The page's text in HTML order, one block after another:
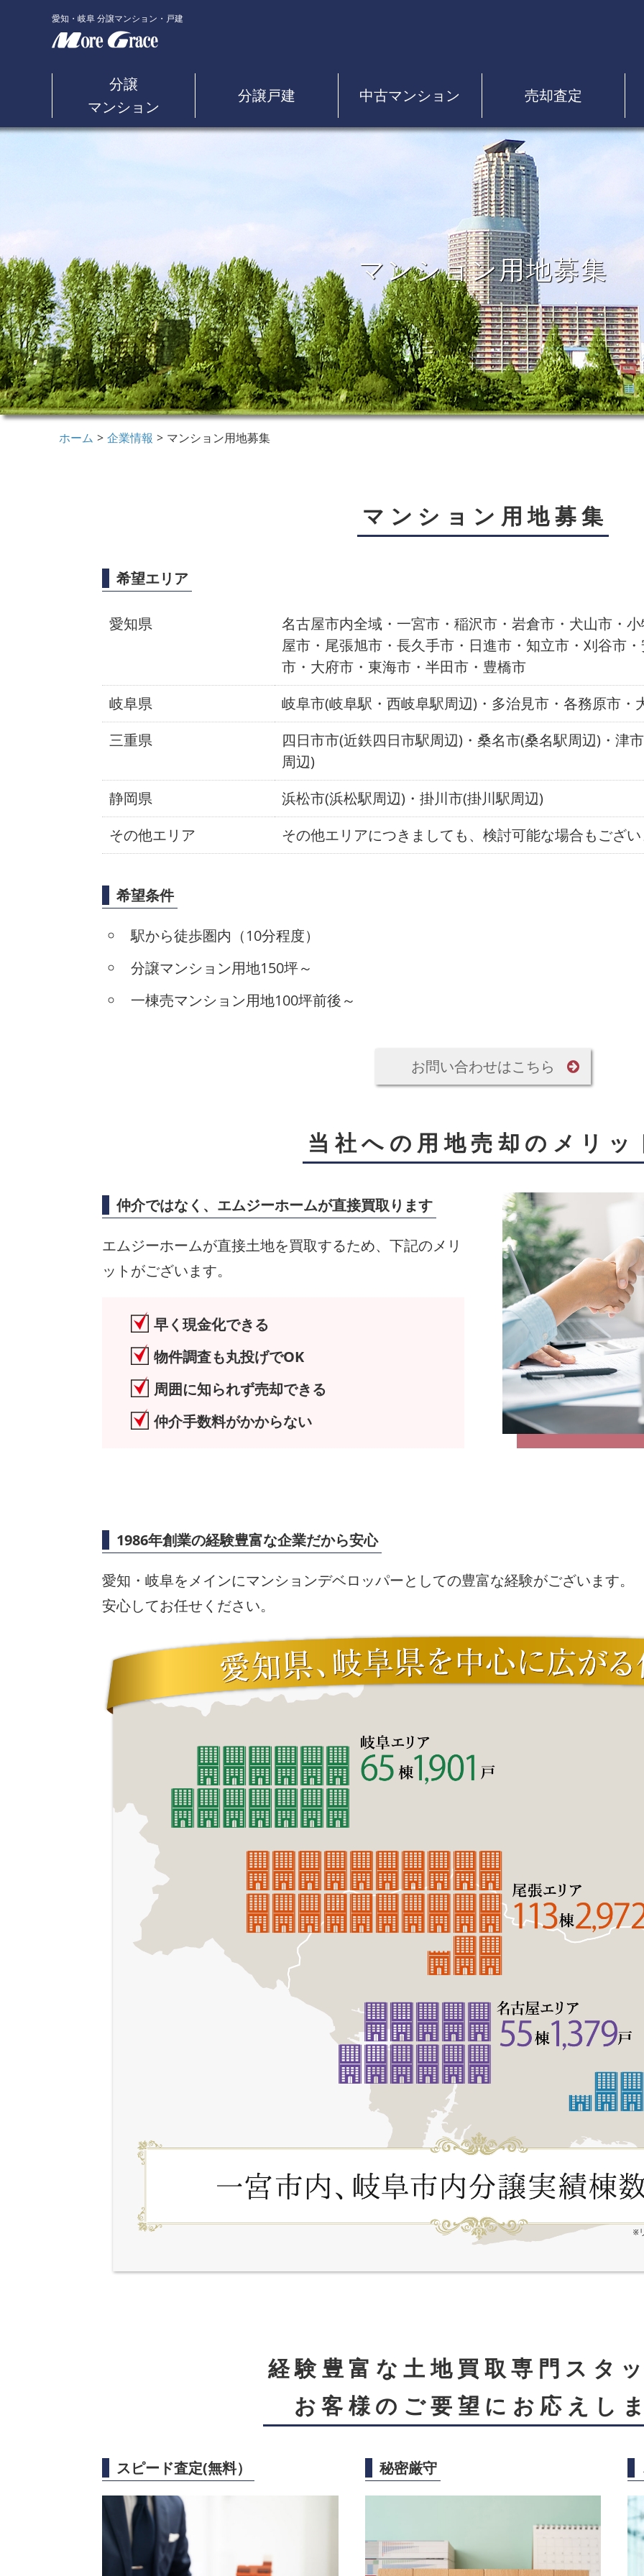
愛知・岐阜 分譲マンション・戸建
分譲
マンション
分譲戸建 中古マンション 売却査定
マンション用地募集
ホーム 企業情報 マンション用地募集
マンション用地募集
希望エリア
愛知県
名古屋市内全域・一宮市・稲沢市・岩倉市・犬山市・
屋市・尾張旭市・長久手市・日進市・知立市・刈谷市
市・大府市・東海市・半田市・豊橋市
岐阜県
岐阜市(岐阜駅・西岐阜駅周辺)・多治見市・各務原市・
三重県
四日市市(近鉄四日市駅周辺)・桑名市(桑名駅周辺)・津
周辺)
静岡県
浜松市(浜松駅周辺)・掛川市(掛川駅周辺)
その他エリア
その他エリアにつきましても、検討可能な場合もござ
希望条件
駅から徒歩圏内（10分程度）
分譲マンション用地150坪～
一棟売マンション用地100坪前後～
お問い合わせはこちら
当社への用地売却のメリッ
仲介ではなく、エムジーホームが直接買取ります
エムジーホームが直接土地を買取するため、下記のメリ
ットがございます。
早く現金化できる
物件調査も丸投げでOK
周囲に知られず売却できる
仲介手数料がかからない
1986年創業の経験豊富な企業だから安心
愛知・岐阜をメインにマンションデベロッパーとしての豊富な経験がございます。
安心してお任せください。
経験豊富な土地買取専門スタ
お客様のご要望にお応えし
スピード査定(無料） 秘密厳守